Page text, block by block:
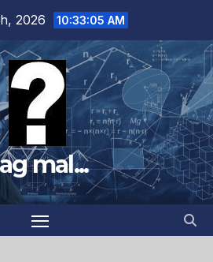
2026 10:33:06 AM
mal...